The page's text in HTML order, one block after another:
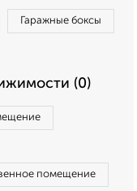
Гаражные боксы
(0)
помещение